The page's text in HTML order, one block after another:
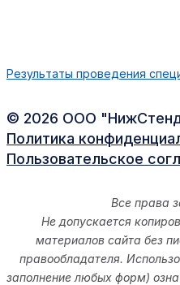
Результаты проведения
©️ 2026 ООО
Политика
Пользовательское
Все права
Не допускается
материалов сайта без
правообладателя.
заполнение любых форм)